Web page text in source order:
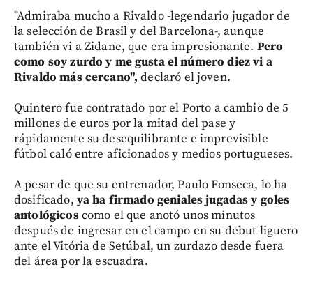
"Admiraba mucho a Rivaldo -legendario jugador de
la selección de Brasil y del Barcelona-, aunque
también vi a Zidane, que era impresionante. Pero
como soy zurdo y me gusta el número diez vi a
Rivaldo más cercano", declaró el joven.
Quintero fue contratado por el Porto a cambio de 5
millones de euros por la mitad del pase y
rápidamente su desequilibrante e imprevisible
fútbol caló entre aficionados y medios portugueses.
A pesar de que su entrenador, Paulo Fonseca, lo ha
dosificado, ya ha firmado geniales jugadas y goles
antológicoscomo el que anotó unos minutos
después de ingresar en el campo en su debut liguero
ante el Vitória de Setúbal, un zurdazo desde fuera
del área por la escuadra.